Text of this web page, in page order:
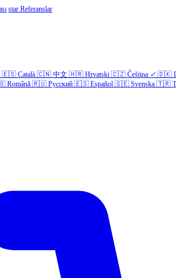
star Referanslar
🇪🇸 Català 🇨🇳 中文 🇭🇷 Hrvatski 🇨🇿 Čeština ✓ 🇩🇰
Română 🇷🇺 Русский 🇪🇸 Español 🇸🇪 Svenska 🇹🇷